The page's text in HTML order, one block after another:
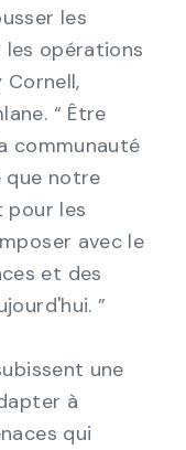
les
opérations
Cornell,
“ Être
communauté
que notre
pour les
avec le
et des
”
une
à
qui